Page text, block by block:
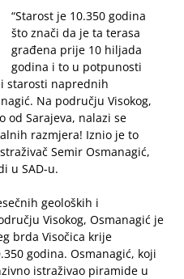
“Starost je 10.350 godina
što znači da je ta terasa
građena prije 10 hiljada
godina i to u potpunosti
starosti naprednih
Na području Visokog,
od Sarajeva, nalazi se
razmjera! Iznio je to
Semir Osmanagić,
u SAD-u.
geoloških i
Visokog, Osmanagić je
brda Visočica krije
godina. Osmanagić, koji
istraživao piramide u